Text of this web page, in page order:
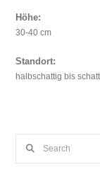
Höhe:
30-40 cm
Standort:
halbschattig bis